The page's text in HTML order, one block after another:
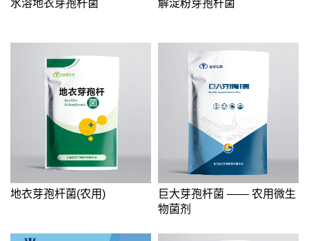
水溶地衣芽孢杆菌 解淀粉芽孢杆菌
地衣芽孢杆菌(农用)
巨大芽孢杆菌 —— 农用微生
物菌剂